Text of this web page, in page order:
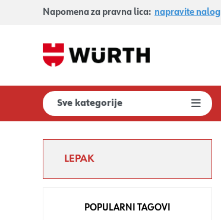
Napomena za pravna lica: napravite nalog
Sve kategorije
LEPAK
POPULARNI TAGOVI